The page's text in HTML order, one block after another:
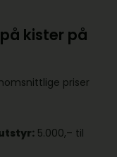
kister på
priser
5.000,– til